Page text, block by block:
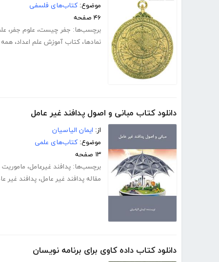
موضوع: کتاب‌های فلسفی
۴۶ صفحه
برچسب‌ها: جفر چیست، علوم جفر،
نمادها، کتاب آموزش علم اعداد، همه
دانلود کتاب مبانی و اصول پدافند غیر عامل
از: ایمان الیاسیان
موضوع: کتاب‌های علمی
۱۳ صفحه
برچسب‌ها: پدافند غیرعامل، ماموریت
مقاله پدافند غیر عامل، پدافند غیر
دانلود کتاب داده کاوی برای برنامه نویسان